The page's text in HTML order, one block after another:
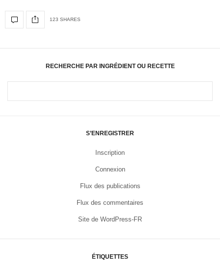
123 SHARES
RECHERCHE PAR INGRÉDIENT OU RECETTE
S’ENREGISTRER
Inscription
Connexion
Flux des publications
Flux des commentaires
Site de WordPress-FR
ÉTIQUETTES